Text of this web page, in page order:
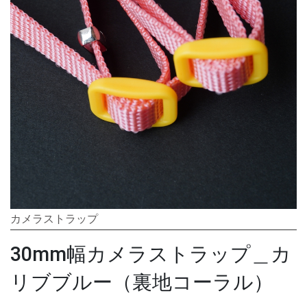
カメラストラップ
30mm幅カメラストラップ＿カ
リブブルー（裏地コーラル）